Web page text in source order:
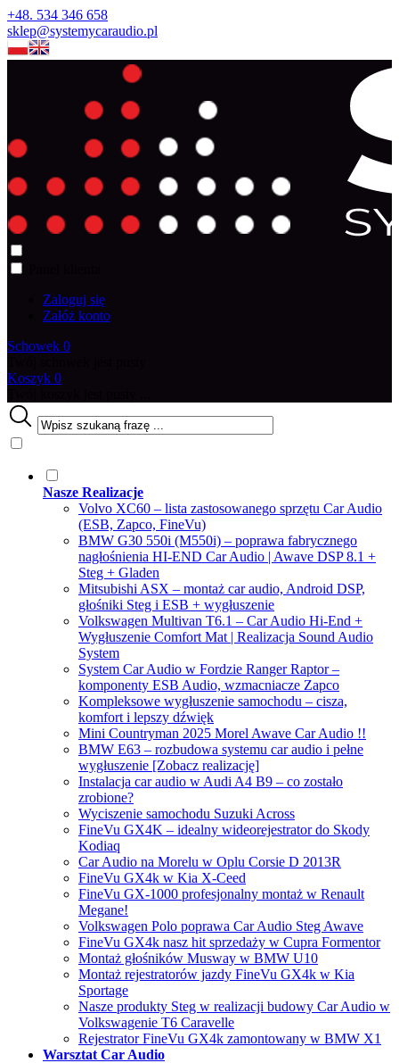
+48. 534 346 658
sklep@systemycaraudio.pl
Zaloguj się
Załóż konto
Schowek 0
Koszyk 0
Nasze Realizacje
Volvo XC60 – lista zastosowanego sprzętu Car Audio
(ESB, Zapco, FineVu)
BMW G30 550i (M550i) – poprawa fabrycznego
nagłośnienia HI-END Car Audio | Awave DSP 8.1 +
Steg + Gladen
Mitsubishi ASX – montaż car audio, Android DSP,
głośniki Steg i ESB + wygłuszenie
Volkswagen Multivan T6.1 – Car Audio Hi-End +
Wygłuszenie Comfort Mat | Realizacja Sound Audio
System
System Car Audio w Fordzie Ranger Raptor –
komponenty ESB Audio, wzmacniacze Zapco
Kompleksowe wygłuszenie samochodu – cisza,
komfort i lepszy dźwięk
Mini Countryman 2025 Morel Awave Car Audio !!
BMW E63 – rozbudowa systemu car audio i pełne
wygłuszenie [Zobacz realizację]
Instalacja car audio w Audi A4 B9 – co zostało
zrobione?
Wyciszenie samochodu Suzuki Across
FineVu GX4K – idealny wideorejestrator do Skody
Kodiaq
Car Audio na Morelu w Oplu Corsie D 2013R
FineVu GX4k w Kia X-Ceed
FineVu GX-1000 profesjonalny montaż w Renault
Megane!
Volkswagen Polo poprawa Car Audio Steg Awave
FineVu GX4k nasz hit sprzedaży w Cupra Formentor
Montaż głośników Musway w BMW U10
Montaż rejestratorów jazdy FineVu GX4k w Kia
Sportage
Nasze produkty Steg w realizacji budowy Car Audio w
Volkswagenie T6 Caravelle
Rejestrator FineVu GX4k zamontowany w BMW X1
Warsztat Car Audio